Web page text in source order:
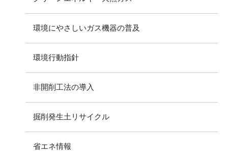
環境にやさしいガス機器の普及
環境行動指針
非開削工法の導入
掘削発生土リサイクル
省エネ情報